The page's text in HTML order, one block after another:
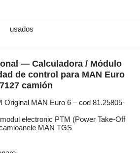
usados
— Calculadora / Módulo
de control para MAN Euro
camión
Original MAN Euro 6 – cod 81.25805-
electronic PTM (Power Take-Off
MAN TGS